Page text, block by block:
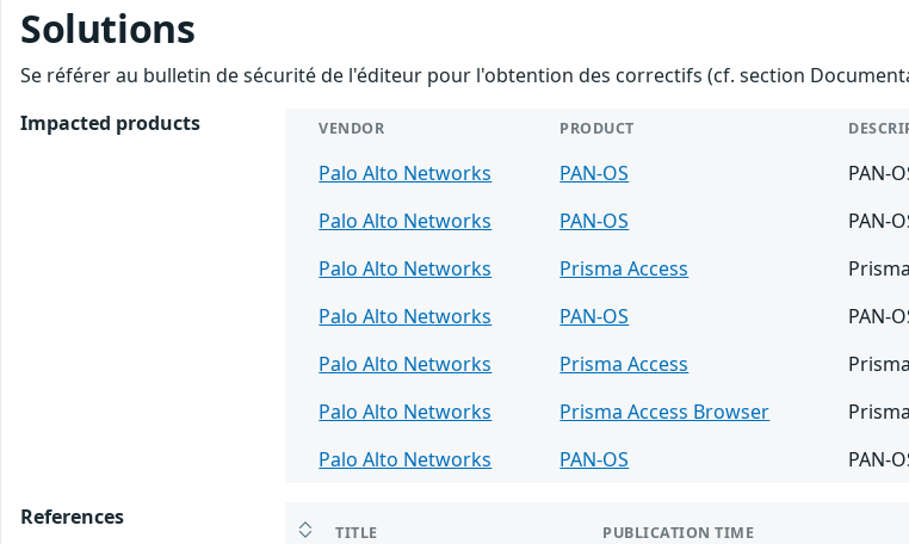
Solutions
Se référer au bulletin de sécurité de l'éditeur pour l'obtention des correctifs (cf. section
Impacted products
VENDOR PRODUCT
Palo Alto Networks PAN-OS
PAN-
Palo Alto Networks
PAN-OS
PAN-
Palo Alto Networks
Prisma Access
Palo Alto Networks
PAN-OS
PAN-
Palo Alto Networks
Prisma Access
Palo Alto Networks
Prisma Access Browser
Palo Alto Networks
PAN-OS PAN-
References
TITLE PUBLICATION TIME